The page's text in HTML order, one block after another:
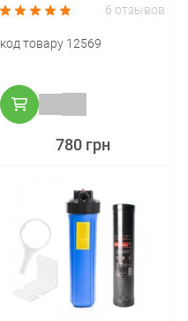
6 отзывов
код товару 12569
780 грн